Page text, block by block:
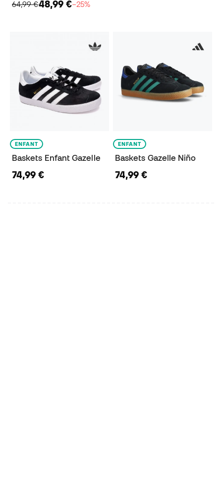
64,99 €48,99 €−25%
ENFANT
Baskets Enfant Gazelle
74,99 €
ENFANT
Baskets Gazelle Niño
74,99 €